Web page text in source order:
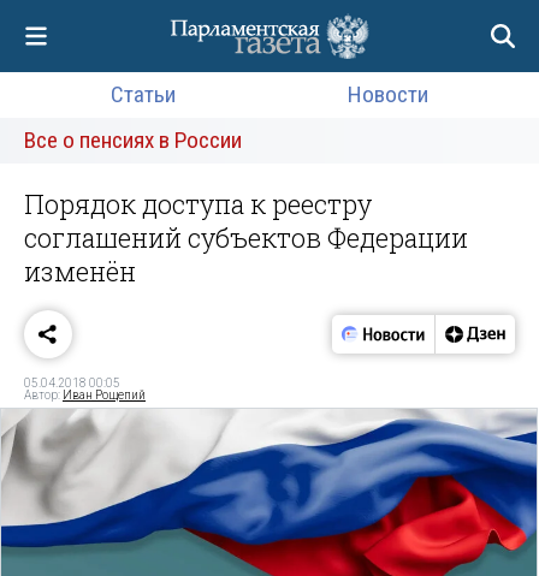
Статьи
Новости
Все о пенсиях в России
Порядок доступа к реестру
соглашений субъектов Федерации
изменён
05.04.2018 00:05
Автор: Иван Рощепий